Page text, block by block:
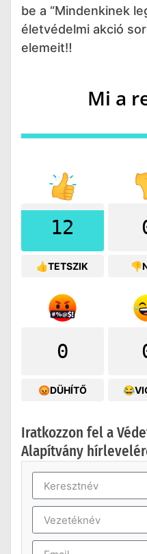
be a “Mindenkinek
életvédelmi akció
elemeit‼️
Mi a
12
👍TETSZIK
0
😡DÜHÍTŐ
Iratkozzon fel a
Alapítvány